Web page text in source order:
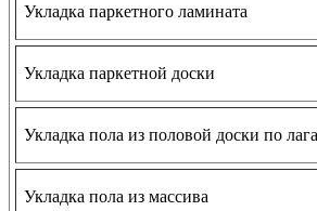
Укладка паркетного ламината
Укладка паркетной доски
Укладка пола из половой доски по
Укладка пола из массива